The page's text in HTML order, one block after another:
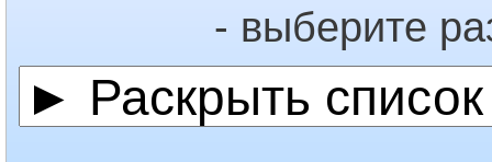
- выберите